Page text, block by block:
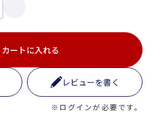
カートに入れる
レビューを書く
※ログインが必要です。